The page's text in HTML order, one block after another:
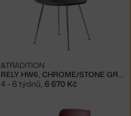
RELY HW6, CHROME/STONE GREY
&TRADITION
4 - 6 týdnů, 6 670 Kč